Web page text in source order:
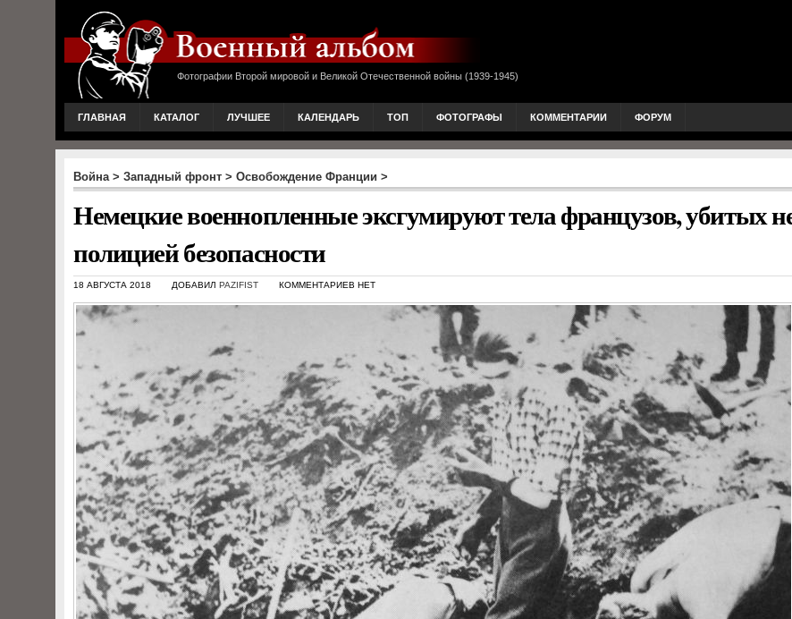
Фотографии Второй мировой и Великой Отечественной войны (1939-1945)
ГЛАВНАЯ КАТАЛОГ ЛУЧШЕЕ КАЛЕНДАРЬ ТОП ФОТОГРАФЫ КОММЕНТАРИИ ФОРУМ
Война> Западный фронт > Освобождение Франции >
Немецкие военнопленные эксгумируют тела французов, убитых
полицией безопасности
18 АВГУСТА 2018 ДОБАВИЛ PAZIFIST КОММЕНТАРИЕВ НЕТ